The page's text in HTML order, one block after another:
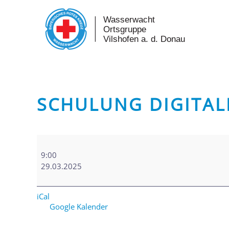
Skip to main content
SCHULUNG
Digitalfunk
9:00
29.03.2025
iCal
Google Kalender